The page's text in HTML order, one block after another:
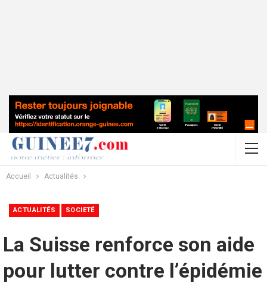
Accueil Actualités
ACTUALITÉS SOCIETÉ
La Suisse renforce son aide
pour lutter contre l’épidémie